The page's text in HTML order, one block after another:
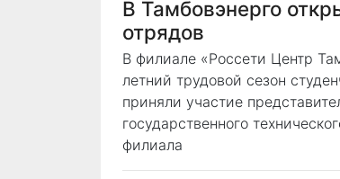
В Тамбовэнерго
отрядов
В филиале «Россети Центр
летний трудовой сезон
приняли участие
государственного
филиала